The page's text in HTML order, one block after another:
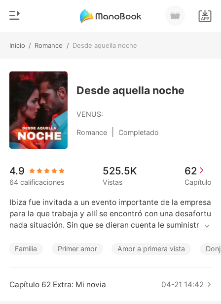
Inicio / Romance / Desde aquella noche
Recargar
Historia
Salir
Instalar APP
Género
Moderno
Hombre Lobo
Cuentos
Urbano
Cuentos Cortos
Desde aquella noche
VENUS:
Romance Completado
4.9
64 calificaciones
525.5K
Vistas
62
Capítulo
Ibiza fue invitada a un evento importante de la empresa
para la que trabaja y allí se encontró con una desafortu
nada situación. Sin que se dieran cuenta le suministraro
n un hombre supuestamente desconocido. Sin embarg
noche ella quedó embarazada. ¿Qué sucederá cuando
Familia Primer amor Amor a primera vista
Capítulo 62 Extra: Mi novia 04-21 14:42